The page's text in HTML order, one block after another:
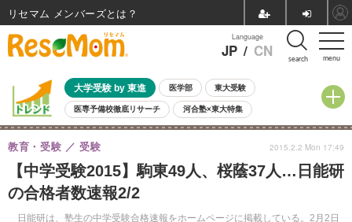
menu
Language
JP / CN search
大学受験 by 東進 医学部 東大受験
医専予備校徹底リサーチ 河合塾×東大特集
親子で考える大学選び 高校受験 中学受験 小学校受験
共通テスト 夏休み
8月開催イベント・WS 全国公立高校 過去問 人気記事
自由研究教材（小学生向け）
【中学受験2015】駒東49人、桜蔭37人…日能研
の合格者数速報2/2
日能研は、塾生の中学受験合格速報をホームページに掲載している。2月2日
教育・受験 受験 2015.2.2 Mon 17:49
リセマム メンバーズ